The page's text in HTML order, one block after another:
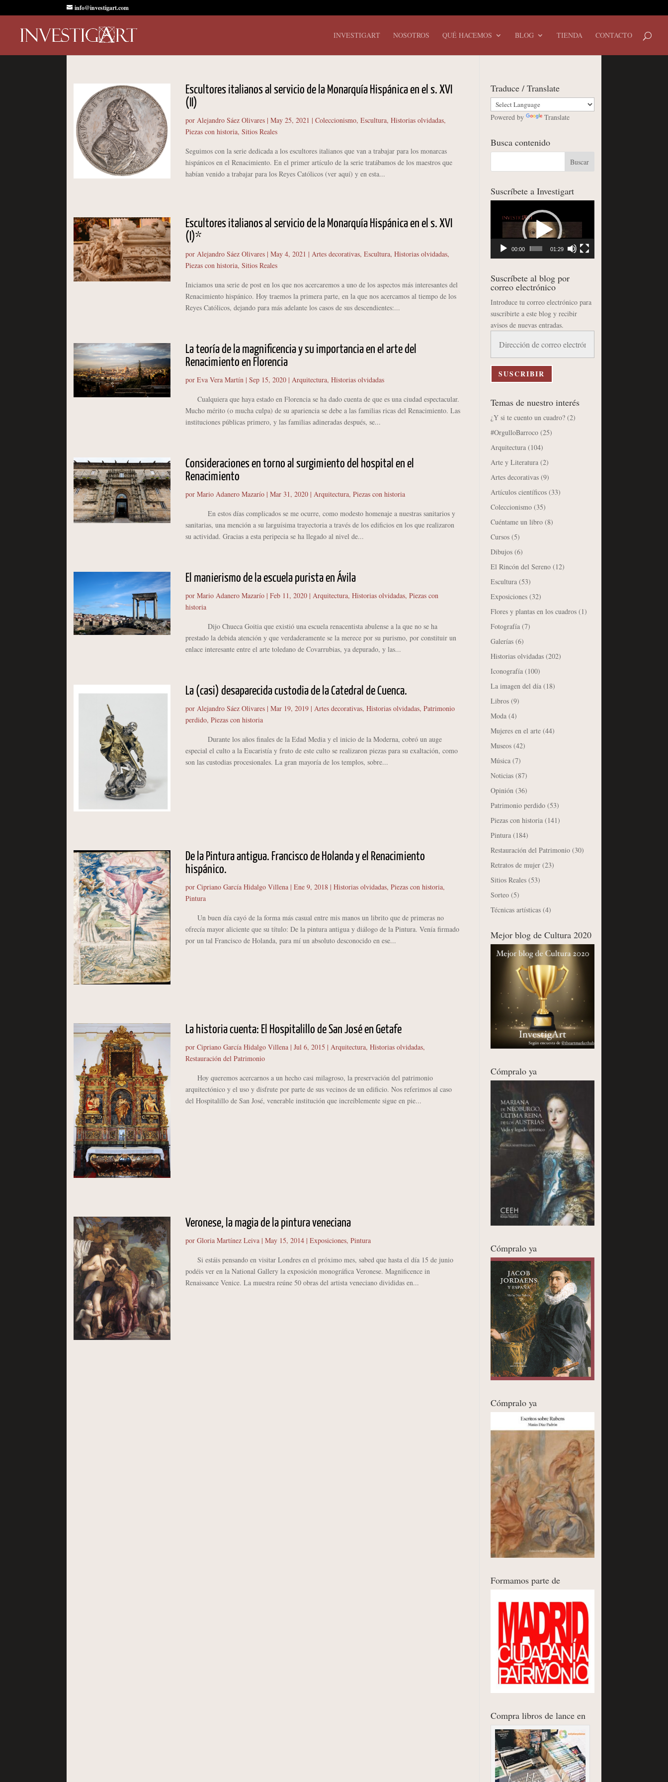
info@investigart.com
INVESTIGART NOSOTROS QUÉ HACEMOS BLOG TIENDA CONTACTO
Escultores italianos al servicio de la Monarquía Hispánica en el s. XVI
(II)
por Alejandro Sáez Olivares| May 25, 2021 | Coleccionismo, Escultura, Historias olvidadas,
Piezas con historia, Sitios Reales
Seguimos con la serie dedicada a los escultores italianos que van a trabajar para los monarcas
hispánicos en el Renacimiento. En el primer artículo de la serie tratábamos de los maestros que
habían venido a trabajar para los Reyes Católicos (ver aquí) y en esta...
Escultores italianos al servicio de la Monarquía Hispánica en el s. XVI
(I)*
por Alejandro Sáez Olivares| May 4, 2021 | Artes decorativas, Escultura, Historias olvidadas,
Piezas con historia, Sitios Reales
Iniciamos una serie de post en los que nos acercaremos a uno de los aspectos más interesantes del
Renacimiento hispánico. Hoy traemos la primera parte, en la que nos acercamos al tiempo de los
Reyes Católicos, dejando para más adelante los casos de sus descendientes:...
La teoría de la magnificencia y su importancia en el arte del
Renacimiento en Florencia
por Eva Vera Martín| Sep 15, 2020| Arquitectura, Historias olvidadas
Cualquiera que haya estado en Florencia se ha dado cuenta de que es una ciudad espectacular.
Mucho mérito (o mucha culpa) de su apariencia se debe a las familias ricas del Renacimiento. Las
instituciones públicas primero, y las familias adineradas después, se...
Consideraciones en torno al surgimiento del hospital en el
Renacimiento
por Mario Adanero Mazarío| Mar 31, 2020| Arquitectura, Piezas con historia
En estos días complicados se me ocurre, como modesto homenaje a nuestras sanitarios y
sanitarias, una mención a su larguísima trayectoria a través de los edificios en los que realizaron
su actividad. Gracias a esta peripecia se ha llegado al nivel de...
El manierismo de la escuela purista en Ávila
por Mario Adanero Mazarío| Feb 11, 2020| Arquitectura, Historias olvidadas, Piezas con
historia
Dijo Chueca Goitia que existió una escuela renacentista abulense a la que no se ha
prestado la debida atención y que verdaderamente se la merece por su purismo, por constituir un
enlace interesante entre el arte toledano de Covarrubias, ya depurado, y las...
La (casi) desaparecida custodia de la Catedral de Cuenca.
por Alejandro Sáez Olivares| Mar 19, 2019| Artes decorativas, Historias olvidadas, Patrimonio
perdido, Piezas con historia
Durante los años finales de la Edad Media y el inicio de la Moderna, cobró un auge
especial el culto a la Eucaristía y fruto de este culto se realizaron piezas para su exaltación, como
son las custodias procesionales. La gran mayoría de los templos, sobre...
De la Pintura antigua. Francisco de Holanda y el Renacimiento
hispánico.
por Cipriano García Hidalgo Villena| Ene 9, 2018| Historias olvidadas, Piezas con historia,
Pintura
Un buen día cayó de la forma más casual entre mis manos un librito que de primeras no
ofrecía mayor aliciente que su título: De la pintura antigua y diálogo de la Pintura. Venía firmado
por un tal Francisco de Holanda, para mí un absoluto desconocido en ese...
La historia cuenta: El Hospitalillo de San José en Getafe
por Cipriano García Hidalgo Villena| Jul 6, 2015 | Arquitectura, Historias olvidadas,
Restauración del Patrimonio
Hoy queremos acercarnos a un hecho casi milagroso, la preservación del patrimonio
arquitectónico y el uso y disfrute por parte de sus vecinos de un edificio. Nos referimos al caso
del Hospitalillo de San José, venerable institución que increíblemente sigue en pie...
Veronese, la magia de la pintura veneciana
por Gloria Martínez Leiva| May 15, 2014| Exposiciones, Pintura
Si estáis pensando en visitar Londres en el próximo mes, sabed que hasta el día 15 de junio
podéis ver en la National Gallery la exposición monográfica Veronese. Magnificence in
Renaissance Venice. La muestra reúne 50 obras del artista veneciano divididas en...
Traduce / Translate
Powered by Translate
Busca contenido
Suscríbete a Investigart
00:00 01:29
Suscríbete al blog por
correo electrónico
Introduce tu correo electrónico para
suscribirte a este blog y recibir
avisos de nuevas entradas.
correo
electrónico
SUSCRIBIR
Temas de nuestro interés
¿Y si te cuento un cuadro? (2)
#OrgulloBarroco (25)
Arquitectura (104)
Arte y Literatura (2)
Artes decorativas (9)
Artículos científicos (33)
Coleccionismo (35)
Cuéntame un libro (8)
Cursos (5)
Dibujos (6)
El Rincón del Sereno (12)
Escultura (53)
Exposiciones (32)
Flores y plantas en los cuadros (1)
Fotografía (7)
Galerías (6)
Historias olvidadas (202)
Iconografía (100)
La imagen del día (18)
Libros (9)
Moda (4)
Mujeres en el arte (44)
Museos (42)
Música (7)
Noticias (87)
Opinión (36)
Patrimonio perdido (53)
Piezas con historia (141)
Pintura (184)
Restauración del Patrimonio (30)
Retratos de mujer (23)
Sitios Reales (53)
Sorteo (5)
Técnicas artísticas (4)
Mejor blog de Cultura 2020
Cómpralo ya
Cómpralo ya
Cómpralo ya
Formamos parte de
Compra libros de lance en